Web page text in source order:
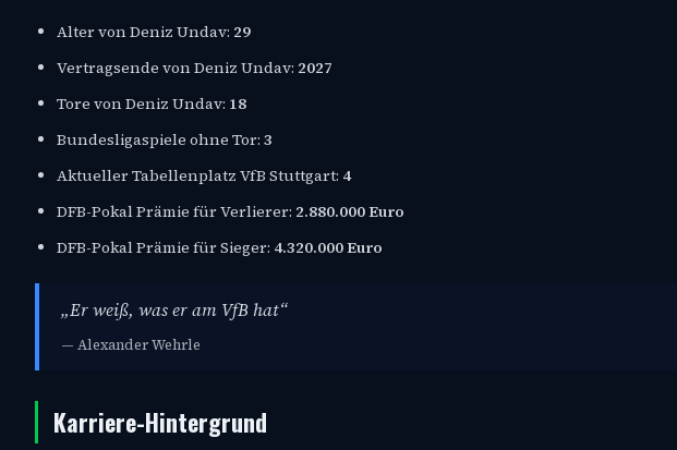
Alter von Deniz Undav: 29
Vertragsende von Deniz Undav: 2027
Tore von Deniz Undav: 18
Bundesligaspiele ohne Tor: 3
Aktueller Tabellenplatz VfB Stuttgart: 4
DFB-Pokal Prämie für Verlierer: 2.880.000 Euro
DFB-Pokal Prämie für Sieger: 4.320.000 Euro
„Er weiß, was er am VfB hat“
— Alexander Wehrle
Karriere-Hintergrund